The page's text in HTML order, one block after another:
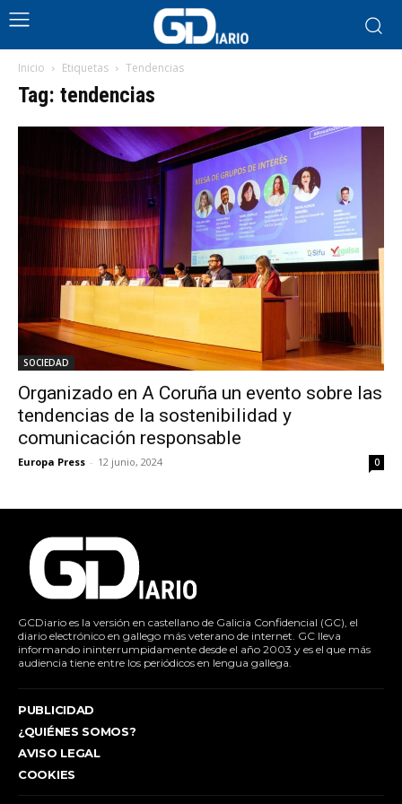
Inicio Etiquetas Tendencias
Tag: tendencias
SOCIEDAD
Organizado en A Coruña un evento sobre las
tendencias de la sostenibilidad y
comunicación responsable
Europa Press - 12 junio, 2024 0
GCDiario es la versión en castellano de Galicia Confidencial (GC), el
diario electrónico en gallego más veterano de internet. GC lleva
informando ininterrumpidamente desde el año 2003 y es el que más
audiencia tiene entre los periódicos en lengua gallega.
PUBLICIDAD
¿QUIÉNES SOMOS?
AVISO LEGAL
COOKIES